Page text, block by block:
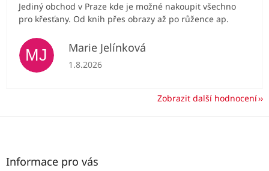
Jediný obchod v Praze kde je možné nakoupit všechno
pro křesťany. Od knih přes obrazy až po růžence ap.
MJ Marie Jelínková
Hodnocení obchodu je 5 z 5 hvězdiček.
1.8.2026
Zobrazit další hodnocení
Z
Informace pro vás